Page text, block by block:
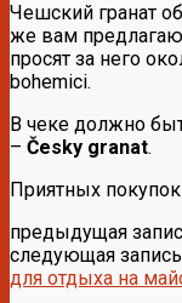
Чешский гранат
же вам
просят за него
bohemici.
В чеке должно
– Česky granat.
Приятных
предыдущая
следующая запись
для отдыха на